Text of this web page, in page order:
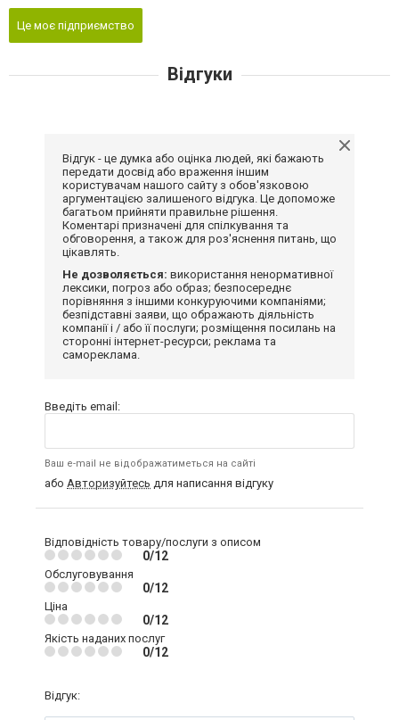
Це моє підприємство
Відгуки
Відгук - це думка або оцінка людей, які бажають
передати досвід або враження іншим
користувачам нашого сайту з обов'язковою
аргументацією залишеного відгука. Це допоможе
багатьом прийняти правильне рішення.
Коментарі призначені для спілкування та
обговорення, а також для роз'яснення питань, що
цікавлять.
Не дозволяється: використання ненормативної
лексики, погроз або образ; безпосереднє
порівняння з іншими конкуруючими компаніями;
безпідставні заяви, що ображають діяльність
компанії і / або її послуги; розміщення посилань на
сторонні інтернет-ресурси; реклама та
самореклама.
Введіть email:
Ваш e-mail не відображатиметься на сайті
або Авторизуйтесь для написання відгуку
Відповідність товару/послуги з описом
0/12
Обслуговування
0/12
Ціна
0/12
Якість наданих послуг
0/12
Відгук: